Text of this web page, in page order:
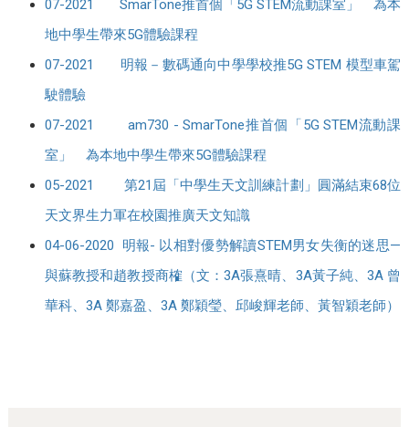
07-2021 SmarTone推首個「5G STEM流動課室」 為本
地中學生帶來5G體驗課程
07-2021 明報－數碼通向中學學校推5G STEM 模型車駕
駛體驗
07-2021 am730 - SmarTone推首個「5G STEM流動課
室」 為本地中學生帶來5G體驗課程
05-2021 第21屆「中學生天文訓練計劃」圓滿結束68位
天文界生力軍在校園推廣天文知識
04-06-2020 明報- 以相對優勢解讀STEM男女失衡的迷思—
與蘇教授和趙教授商榷（文：3A張熹晴、3A黃子純、3A 曾
華科、3A 鄭嘉盈、3A 鄭穎瑩、邱峻輝老師、黃智穎老師）